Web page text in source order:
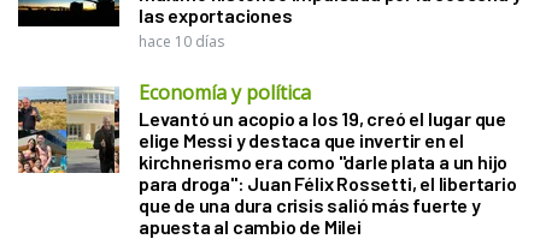
las exportaciones
hace 10 días
Economía y política
Levantó un acopio a los 19, creó el lugar que
elige Messi y destaca que invertir en el
kirchnerismo era como "darle plata a un hijo
para droga": Juan Félix Rossetti, el libertario
que de una dura crisis salió más fuerte y
apuesta al cambio de Milei